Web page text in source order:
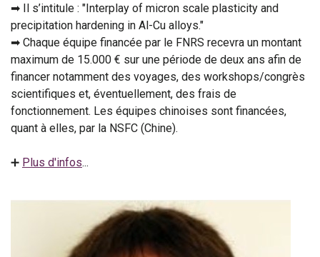
➡ Il s’intitule : "Interplay of micron scale plasticity and
precipitation hardening in Al-Cu alloys."
➡ Chaque équipe financée par le FNRS recevra un montant
maximum de 15.000 € sur une période de deux ans afin de
financer notamment des voyages, des workshops/congrès
scientifiques et, éventuellement, des frais de
fonctionnement. Les équipes chinoises sont financées,
quant à elles, par la NSFC (Chine).
➕ Plus d'infos...